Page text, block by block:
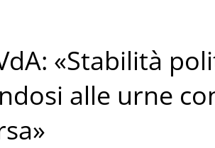
«Stabilità
alle urne